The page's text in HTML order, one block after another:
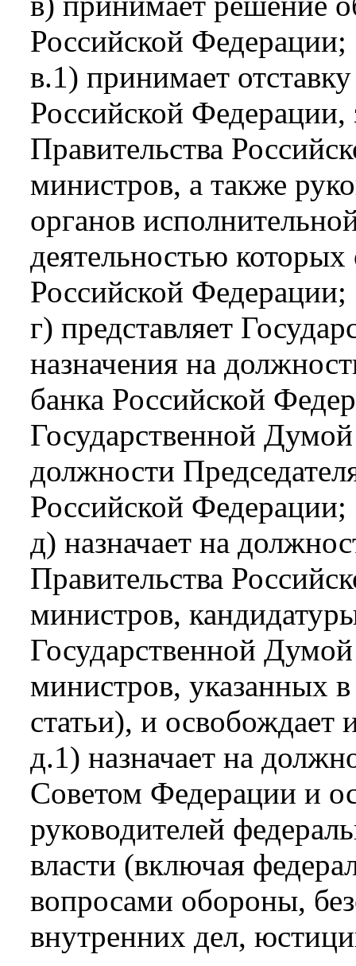
Российской Федерации;
в.1) принимает
Российской Федерации,
Правительства
министров, а также
органов
деятельностью
Российской Федерации;
г) представляет
назначения на
банка Российской
Государственной
должности
Российской Федерации;
д) назначает на
Правительства
министров,
Государственной
министров, указанных
статьи), и освобождает
д.1) назначает на
Советом Федерации и
руководителей
власти (включая
вопросами обороны,
внутренних дел,